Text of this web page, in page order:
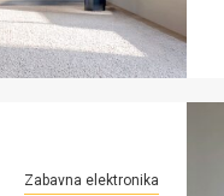
Zabavna elektronika